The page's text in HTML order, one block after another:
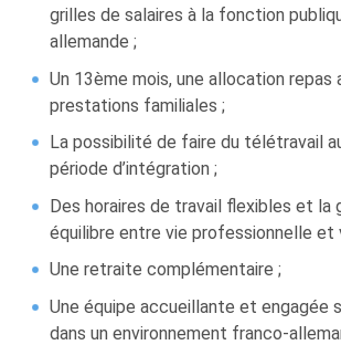
grilles de salaires à la fonction
allemande ;
Un 13ème mois, une allocation repas
prestations familiales ;
La possibilité de faire du télétravail
période d’intégration ;
Des horaires de travail flexibles et la
équilibre entre vie professionnelle et
Une retraite complémentaire ;
Une équipe accueillante et engagée
dans un environnement franco-